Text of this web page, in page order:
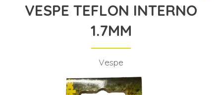
PESQUISAR
VESPE TEFLON INTERNO
1.7MM
Vespe